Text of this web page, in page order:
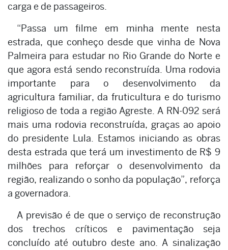
carga e de passageiros.
“Passa um filme em minha mente nesta
estrada, que conheço desde que vinha de Nova
Palmeira para estudar no Rio Grande do Norte e
que agora está sendo reconstruída. Uma rodovia
importante para o desenvolvimento da
agricultura familiar, da fruticultura e do turismo
religioso de toda a região Agreste. A RN-092 será
mais uma rodovia reconstruída, graças ao apoio
do presidente Lula. Estamos iniciando as obras
desta estrada que terá um investimento de R$ 9
milhões para reforçar o desenvolvimento da
região, realizando o sonho da população”, reforça
a governadora.
A previsão é de que o serviço de reconstrução
dos trechos críticos e pavimentação seja
concluído até outubro deste ano. A sinalização